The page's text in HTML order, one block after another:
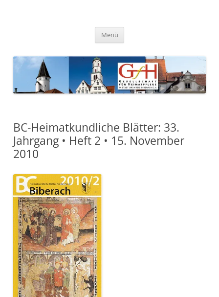
Gesellschaft für Heimatpflege
in Stadt und Kreis Biberach e.
V.
Menü
BC-Heimatkundliche Blätter: 33.
Jahrgang • Heft 2 • 15. November
2010